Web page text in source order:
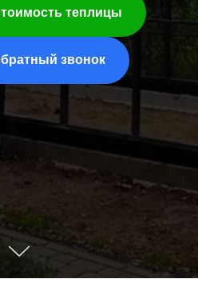
теплицы
звонок